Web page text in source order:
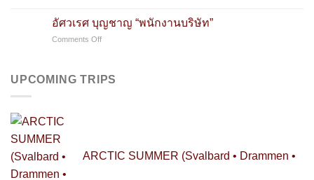
กู้
เกียรติ
(เกษียณ)
อัศวเรศ บุญชาญ “พนักงานบริษัท”
Comments Offon
บุญ
ชาญ
UPCOMING TRIPS
ARCTIC SUMMER (Svalbard • Drammen •